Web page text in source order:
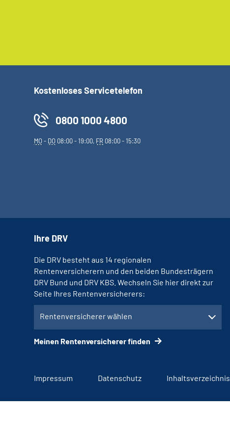
Kostenloses Servicetelefon
0800 1000 4800
MO- DO 08:00 - 19:00, FR 08:00 - 15:30
Ihre DRV
Die DRV besteht aus 14 regionalen
Rentenversicherern und den beiden Bundesträgern
DRV Bund und DRV KBS. Wechseln Sie hier direkt zur
Seite Ihres Rentenversicherers:
Rentenversicherer wählen
Meinen Rentenversicherer finden
Impressum Datenschutz Inhaltsverzeichnis